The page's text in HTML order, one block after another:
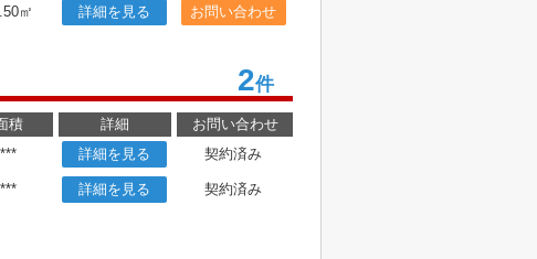
㎡ 詳細を見る お問い合わせ
2件
積 詳細
お問い合わせ
*** 詳細を見る 契約済み
*** 詳細を見る
契約済み